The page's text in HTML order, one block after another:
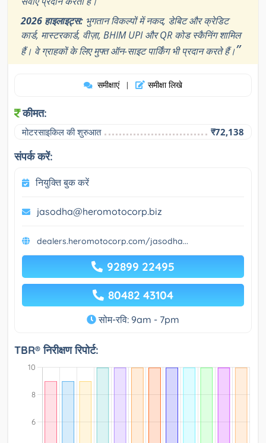
2026 हाइलाइट्स: भुगतान विकल्पों में नकद, डेबिट और क्रेडिट
कार्ड, मास्टरकार्ड, वीज़ा, BHIM UPI और QR कोड स्कैनिंग शामिल
हैं। वे ग्राहकों के लिए मुफ्त ऑन-साइट पार्किंग भी प्रदान करते हैं।”
समीक्षाएं | समीक्षा लिखे
कीमत:
मोटरसाइकिल की शुरुआत ₹72,138
संपर्क करें:
नियुक्ति बुक करें
jasodha@heromotocorp.biz
dealers.heromotocorp.com/jasodha...
92899 22495
80482 43104
सोम-रवि: 9am - 7pm
TBR® निरीक्षण रिपोर्ट: